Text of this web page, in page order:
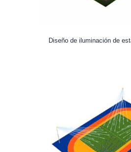
Diseño de iluminación de